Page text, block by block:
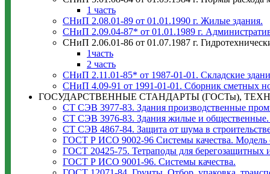
1 часть
СНиП 2.08.01-89 от 01.01.1990 г. Жилые здания.
СНиП 2.09.04-87* от 01.01.1989 г.
СНиП 2.06.01-86 от 01.07.1987 г.
1часть
2 часть
СНиП 2.11.01-85* от 1987-01-01. Складские
СНиП 4.09-91 от 1991-01-01. Сборник сметных
ГОСУДАРСТВЕННЫЕ СТАНДАРТЫ (ГОСТы),
СТ СЭВ 3977-83. Здания производственные
СТ СЭВ 3976-83. Здания жилые и
СТ СЭВ 4867-84. Защита от шума в
ГОСТ Р ИСО 9002-96 Системы качества. Модель
ГОСТ 20425-75. Тетраподы для берегозащитных
ГОСТ Р ИСО 9001-96. Системы качества.